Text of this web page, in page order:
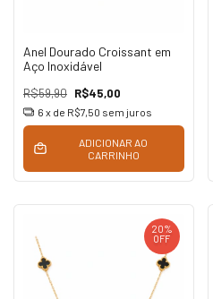
Anel Dourado Croissant em
Aço Inoxidável
R$59,90 R$45,00
6 x de R$7,50 sem juros
ADICIONAR AO
CARRINHO
20%
OFF